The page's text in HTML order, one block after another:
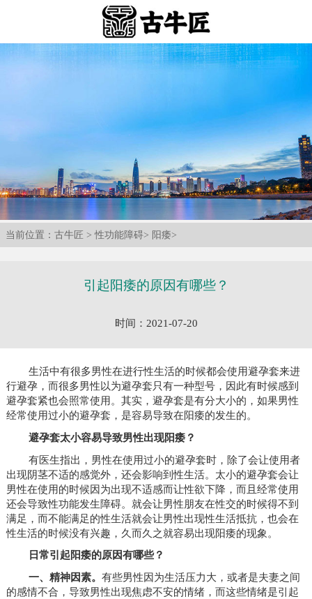
当前位置： 古牛匠 >性功能障碍> 阳痿>
引起阳痿的原因有哪些？
时间：2021-07-20
生活中有很多男性在进行性生活的时候都会使用避孕套来进
行避孕，而很多男性以为避孕套只有一种型号，因此有时候感到
避孕套紧也会照常使用。其实，避孕套是有分大小的，如果男性
经常使用过小的避孕套，是容易导致在阳痿的发生的。
避孕套太小容易导致男性出现阳痿？
有医生指出，男性在使用过小的避孕套时，除了会让使用者
出现阴茎不适的感觉外，还会影响到性生活。太小的避孕套会让
男性在使用的时候因为出现不适感而让性欲下降，而且经常使用
还会导致性功能发生障碍。就会让男性朋友在性交的时候得不到
满足，而不能满足的性生活就会让男性出现性生活抵抗，也会在
性生活的时候没有兴趣，久而久之就容易出现阳痿的现象。
日常引起阳痿的原因有哪些？
一、精神因素。 有些男性因为生活压力大，或者是夫妻之间
的感情不合，导致男性出现焦虑不安的情绪，而这些情绪是引起